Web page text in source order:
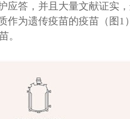
应答，并且大量文献证实
作为遗传疫苗的疫苗（图
。